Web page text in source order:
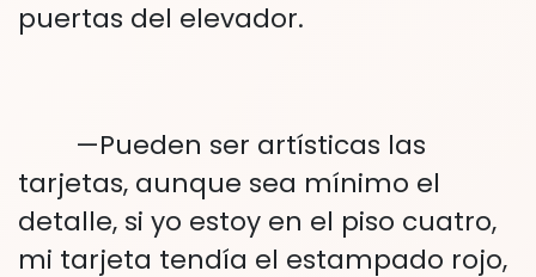
puertas del elevador.
—Pueden ser artísticas las
tarjetas, aunque sea mínimo el
detalle, si yo estoy en el piso cuatro,
mi tarjeta tendía el estampado rojo,